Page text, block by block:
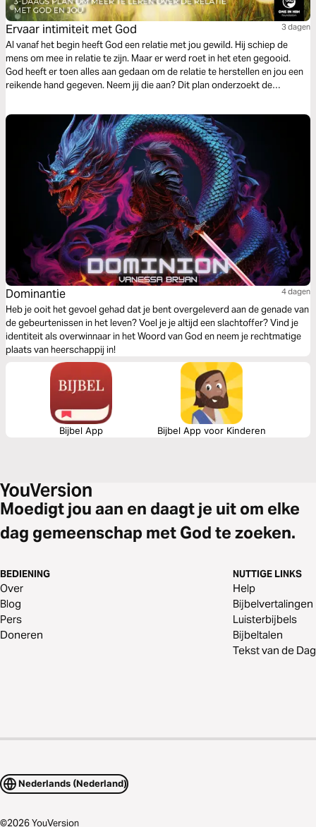
Ervaar intimiteit met God 3 dagen
Al vanaf het begin heeft God een relatie met jou gewild. Hij schiep de
mens om mee in relatie te zijn. Maar er werd roet in het eten gegooid.
God heeft er toen alles aan gedaan om de relatie te herstellen en jou een
reikende hand gegeven. Neem jij die aan? Dit plan onderzoekt de
Dominantie 4 dagen
Heb je ooit het gevoel gehad dat je bent overgeleverd aan de genade van
de gebeurtenissen in het leven? Voel je je altijd een slachtoffer? Vind je
identiteit als overwinnaar in het Woord van God en neem je rechtmatige
plaats van heerschappij in!
Bijbel App Bijbel App voor Kinderen
Moedigt jou aan en daagt je uit om elke
dag gemeenschap met God te zoeken.
BEDIENING
Over
Blog
Pers
Doneren
NUTTIGE LINKS
Help
Bijbelvertalingen
Luisterbijbels
Bijbeltalen
Tekst van de Dag
Nederlands (Nederland)
©2026YouVersion